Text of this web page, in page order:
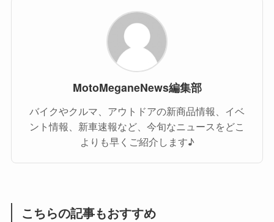
MotoMeganeNews編集部
バイクやクルマ、アウトドアの新商品情報、イベ
ント情報、新車速報など、今旬なニュースをどこ
よりも早くご紹介します♪
こちらの記事もおすすめ